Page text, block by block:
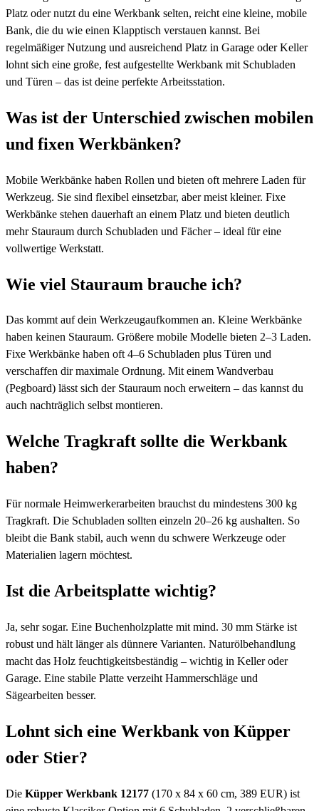
Platz oder nutzt du eine Werkbank selten, reicht eine kleine, mobile
Bank, die du wie einen Klapptisch verstauen kannst. Bei
regelmäßiger Nutzung und ausreichend Platz in Garage oder Keller
lohnt sich eine große, fest aufgestellte Werkbank mit Schubladen
und Türen – das ist deine perfekte Arbeitsstation.
Was ist der Unterschied zwischen mobilen
und fixen Werkbänken?
Mobile Werkbänke haben Rollen und bieten oft mehrere Laden für
Werkzeug. Sie sind flexibel einsetzbar, aber meist kleiner. Fixe
Werkbänke stehen dauerhaft an einem Platz und bieten deutlich
mehr Stauraum durch Schubladen und Fächer – ideal für eine
vollwertige Werkstatt.
Wie viel Stauraum brauche ich?
Das kommt auf dein Werkzeugaufkommen an. Kleine Werkbänke
haben keinen Stauraum. Größere mobile Modelle bieten 2–3 Laden.
Fixe Werkbänke haben oft 4–6 Schubladen plus Türen und
verschaffen dir maximale Ordnung. Mit einem Wandverbau
(Pegboard) lässt sich der Stauraum noch erweitern – das kannst du
auch nachträglich selbst montieren.
Welche Tragkraft sollte die Werkbank
haben?
Für normale Heimwerkerarbeiten brauchst du mindestens 300 kg
Tragkraft. Die Schubladen sollten einzeln 20–26 kg aushalten. So
bleibt die Bank stabil, auch wenn du schwere Werkzeuge oder
Materialien lagern möchtest.
Ist die Arbeitsplatte wichtig?
Ja, sehr sogar. Eine Buchenholzplatte mit mind. 30 mm Stärke ist
robust und hält länger als dünnere Varianten. Naturölbehandlung
macht das Holz feuchtigkeitsbeständig – wichtig in Keller oder
Garage. Eine stabile Platte verzeiht Hammerschläge und
Sägearbeiten besser.
Lohnt sich eine Werkbank von Küpper
oder Stier?
Die Küpper Werkbank 12177 (170 x 84 x 60 cm, 389 EUR) ist